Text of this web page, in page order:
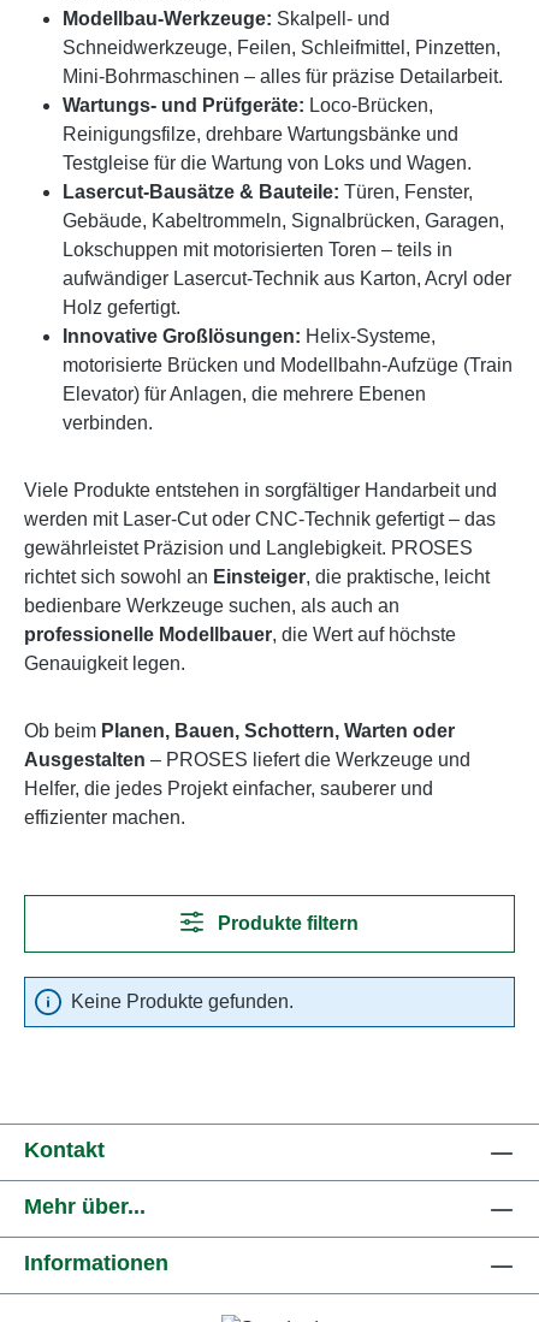
Modellbau-Werkzeuge: Skalpell- und
Schneidwerkzeuge, Feilen, Schleifmittel, Pinzetten,
Mini-Bohrmaschinen – alles für präzise Detailarbeit.
Wartungs- und Prüfgeräte: Loco-Brücken,
Reinigungsfilze, drehbare Wartungsbänke und
Testgleise für die Wartung von Loks und Wagen.
Lasercut-Bausätze & Bauteile: Türen, Fenster,
Gebäude, Kabeltrommeln, Signalbrücken, Garagen,
Lokschuppen mit motorisierten Toren – teils in
aufwändiger Lasercut-Technik aus Karton, Acryl oder
Holz gefertigt.
Innovative Großlösungen: Helix-Systeme,
motorisierte Brücken und Modellbahn-Aufzüge (Train
Elevator) für Anlagen, die mehrere Ebenen
verbinden.
Viele Produkte entstehen in sorgfältiger Handarbeit und
werden mit Laser-Cut oder CNC-Technik gefertigt – das
gewährleistet Präzision und Langlebigkeit. PROSES
richtet sich sowohl an Einsteiger, die praktische, leicht
bedienbare Werkzeuge suchen, als auch an
professionelle Modellbauer, die Wert auf höchste
Genauigkeit legen.
Ob beim Planen, Bauen, Schottern, Warten oder
Ausgestalten – PROSES liefert die Werkzeuge und
Helfer, die jedes Projekt einfacher, sauberer und
effizienter machen.
Produkte filtern
Keine Produkte gefunden.
Kontakt
Mehr über...
Informationen